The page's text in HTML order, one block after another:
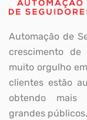
Automação de
crescimento
muito orgulho
clientes estão
obtendo mais
grandes públicos.